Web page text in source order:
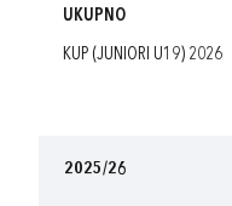
UKUPNO
KUP (JUNIORI U19) 2026
2025/26